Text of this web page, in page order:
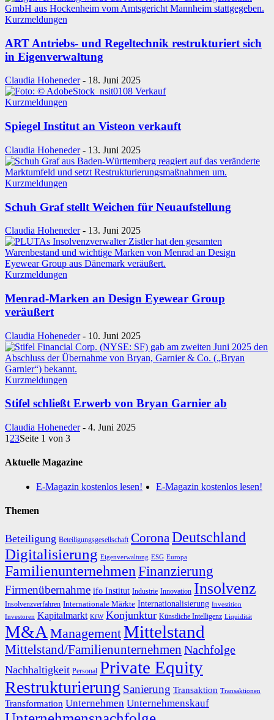
Kurzmeldungen
ART Antriebs- und Regeltechnik restrukturiert sich
in Eigenverwaltung
Claudia Hoheneder - 18. Juni 2025
Kurzmeldungen
Spiegel Institut an Visteon verkauft
Claudia Hoheneder - 13. Juni 2025
Kurzmeldungen
Schuh Graf stellt Weichen für Neuaufstellung
Claudia Hoheneder - 13. Juni 2025
Kurzmeldungen
Menrad-Marken an Design Eyewear Group
veräußert
Claudia Hoheneder - 10. Juni 2025
Kurzmeldungen
Stifel schließt Erwerb von Bryan Garnier ab
Claudia Hoheneder - 4. Juni 2025
1 23Seite 1 von 3
Aktuelle Magazine
E-Magazin kostenlos lesen! E-Magazin kostenlos lesen!
Themen
Beteiligung Beteiligungsgesellschaft CoronaDeutschland
Digitalisierung Eigenverwaltung ESG Europa
Familienunternehmen Finanzierung
Firmenübernahme ifo Institut Industrie Innovation Insolvenz
Insolvenzverfahren Internationale Märkte Internationalisierung Investition
Investoren Kapitalmarkt KfW Konjunktur Künstliche Intelligenz Liquidität
M&A ManagementMittelstand
Mittelstand/Familienunternehmen Nachfolge
Nachhaltigkeit Personal Private Equity
Restrukturierung Sanierung Transaktion Transaktionen
Transformation Unternehmen Unternehmenskauf